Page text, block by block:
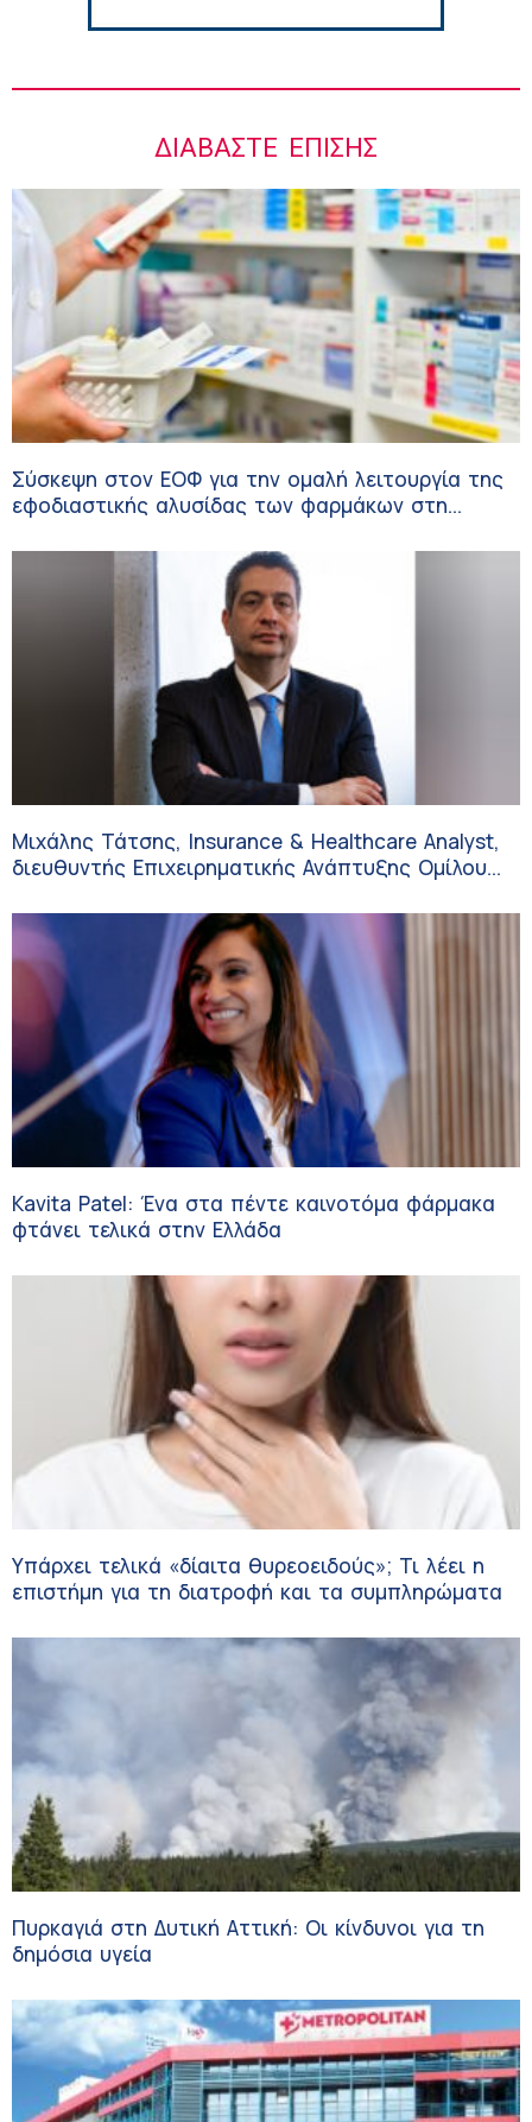
ΔΙΑΒΆΣΤΕ ΕΠΊΣΗΣ
Σύσκεψη στον ΕΟΦ για την ομαλή λειτουργία της
εφοδιαστικής αλυσίδας των φαρμάκων στη
Μιχάλης Τάτσης, Insurance & Healthcare Analyst,
διευθυντής Επιχειρηματικής Ανάπτυξης Ομίλου
Kavita Patel: Ένα στα πέντε καινοτόμα φάρμακα
φτάνει τελικά στην Ελλάδα
Υπάρχει τελικά «δίαιτα θυρεοειδούς»; Τι λέει η
επιστήμη για τη διατροφή και τα συμπληρώματα
Πυρκαγιά στη Δυτική Αττική: Οι κίνδυνοι για τη
δημόσια υγεία